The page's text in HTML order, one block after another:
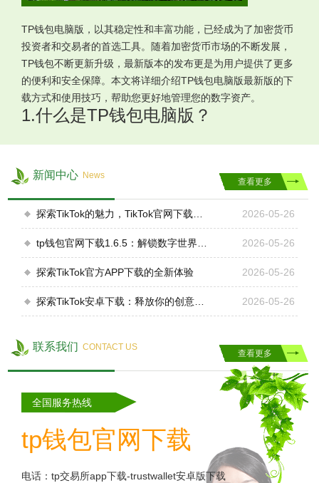
TP钱包电脑版，以其稳定性和丰富功能，已经成为了加密货币
投资者和交易者的首选工具。随着加密货币市场的不断发展，
TP钱包不断更新升级，最新版本的发布更是为用户提供了更多
的便利和安全保障。本文将详细介绍TP钱包电脑版最新版的下
载方式和使用技巧，帮助您更好地管理您的数字资产。
1.什么是TP钱包电脑版？
持主流的加密货币如比特币、以太坊等，还提供了多种交易和
存储功能，满足用户的多样化需求。
2.TP钱包电脑版的主要功能
2.1多币种支持
TP钱包电脑版支持多种加密货币，用户可以在一个平台上管理
多种数字资产。无论您是比特币爱好者，还是以太坊投资者，
TP钱包都能满足您的需求。
2.2高度安全性
安全是TP钱包的最大亮点之一。采用多层加密技术和双重认证
能，进一步提升了资产的安全性。
2.3用户友好界面
TP钱包电脑版的界面设计简洁明了，即使是新手也能轻松上
手。功能模块分类清晰，操作便捷，让用户能够快速完成各种
交易和管理任务。
2.4实时交易和监控
TP钱包电脑版提供实时的市场数据和交易监控，让您可以随时
了解市场动态，做出及时的交易决策。其内置的图表分析工具
新闻中心 News
查看更多
探索TikTok的魅力，TikTok官网下载安装指南 2026-05-26
tp钱包官网下载1.6.5：解锁数字世界的门票 2026-05-26
探索TikTok官方APP下载的全新体验 2026-05-26
探索TikTok安卓下载：释放你的创意与乐趣 2026-05-26
联系我们 CONTACT US
查看更多
全国服务热线
tp钱包官网下载
电话：tp交易所app下载-trustwallet安卓版下载